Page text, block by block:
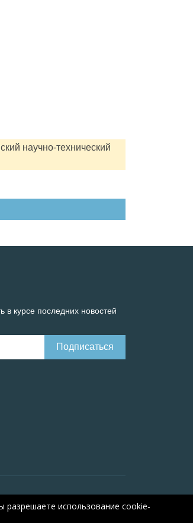
научно-технический
в курсе последних новостей
использование cookie-